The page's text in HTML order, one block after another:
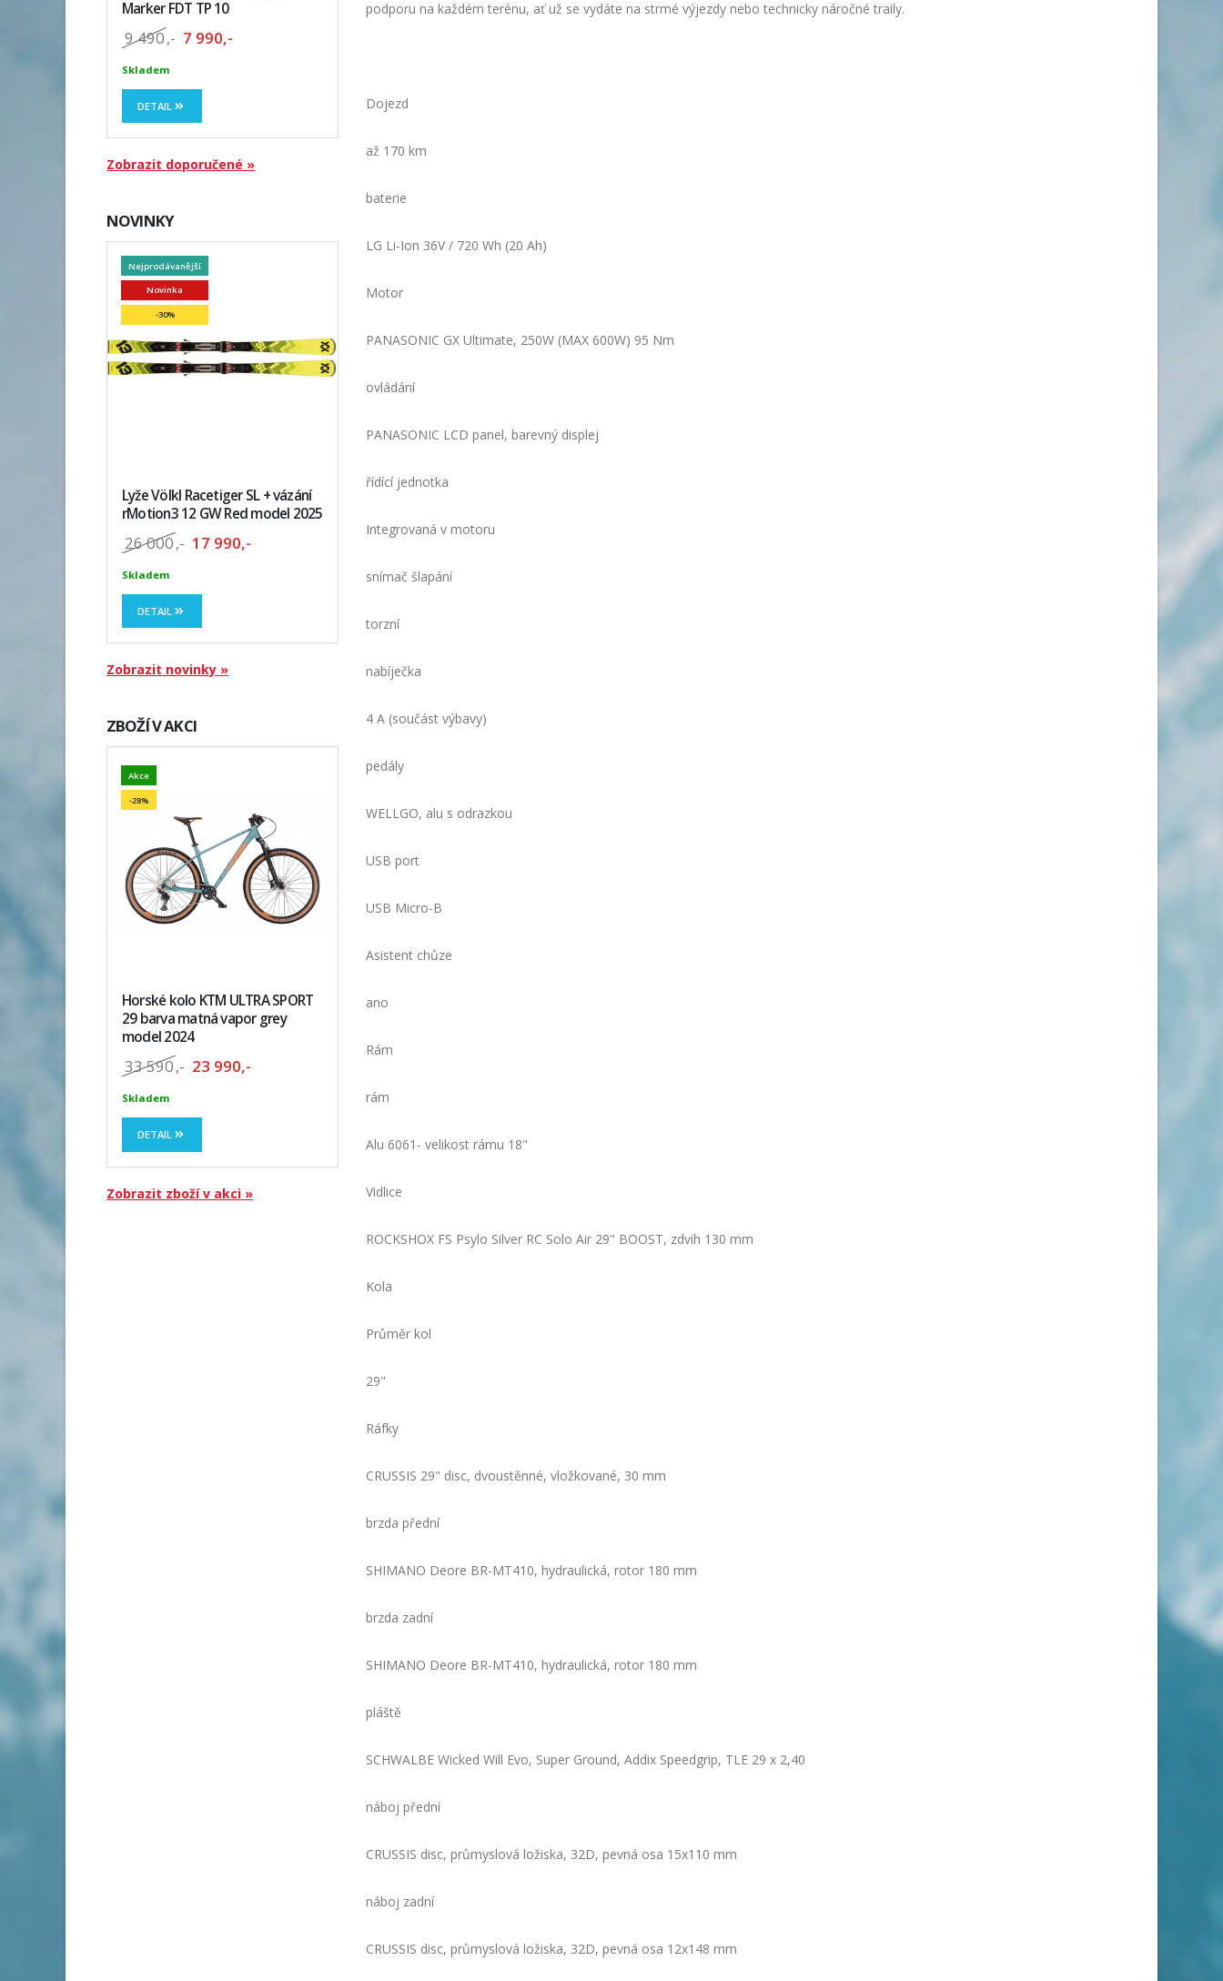
Marker FDT TP 10
9 490,- 7 990,-
Skladem
DETAIL
Zobrazit doporučené »
NOVINKY
Nejprodávanější
Novinka
-30%
Lyže Völkl Racetiger SL + vázání
rMotion3 12 GW Red model 2025
26 000,- 17 990,-
Skladem
DETAIL
Zobrazit novinky »
ZBOŽÍ V AKCI
Akce
-28%
Horské kolo KTM ULTRA SPORT
29 barva matná vapor grey
model 2024
33 590,- 23 990,-
Skladem
DETAIL
Zobrazit zboží v akci »
podporu na každém terénu, ať už se vydáte na strmé výjezdy nebo technicky náročné traily.
Dojezd
až 170 km
baterie
LG Li-Ion 36V / 720 Wh (20 Ah)
Motor
PANASONIC GX Ultimate, 250W (MAX 600W) 95 Nm
ovládání
PANASONIC LCD panel, barevný displej
řídící jednotka
Integrovaná v motoru
snímač šlapání
torzní
nabíječka
4 A (součást výbavy)
pedály
WELLGO, alu s odrazkou
USB port
USB Micro-B
Asistent chůze
ano
Rám
rám
Alu 6061- velikost rámu 18"
Vidlice
ROCKSHOX FS Psylo Silver RC Solo Air 29" BOOST, zdvih 130 mm
Kola
Průměr kol
29"
Ráfky
CRUSSIS 29" disc, dvoustěnné, vložkované, 30 mm
brzda přední
SHIMANO Deore BR-MT410, hydraulická, rotor 180 mm
brzda zadní
SHIMANO Deore BR-MT410, hydraulická, rotor 180 mm
pláště
SCHWALBE Wicked Will Evo, Super Ground, Addix Speedgrip, TLE 29 x 2,40
náboj přední
CRUSSIS disc, průmyslová ložiska, 32D, pevná osa 15x110 mm
náboj zadní
CRUSSIS disc, průmyslová ložiska, 32D, pevná osa 12x148 mm